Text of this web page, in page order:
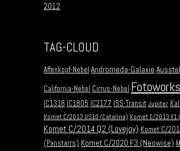
2012
TAG-CLOUD
Affenkopf-Nebel Andromeda-Galaxie
California-Nebel Cirrus-Nebel
IC1318 IC1805 IC2177 ISS-Transit Jupiter
Komet C/2013 US10 (Catalina) Komet C/2013 X1
Komet C/2014 Q2 (Lovejoy) Komet C/
(Panstarrs) Komet C/2020 F3 (Neowise)